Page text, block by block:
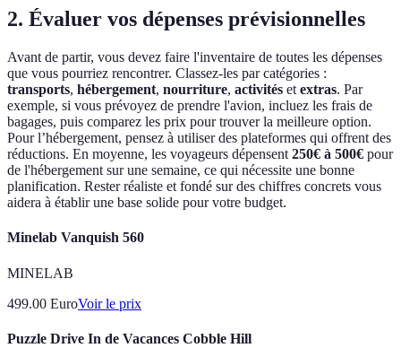
2. Évaluer vos dépenses prévisionnelles
Avant de partir, vous devez faire l'inventaire de toutes les dépenses
que vous pourriez rencontrer. Classez-les par catégories :
transports, hébergement, nourriture, activités et extras. Par
exemple, si vous prévoyez de prendre l'avion, incluez les frais de
bagages, puis comparez les prix pour trouver la meilleure option.
Pour l’hébergement, pensez à utiliser des plateformes qui offrent des
réductions. En moyenne, les voyageurs dépensent 250€ à 500€ pour
de l'hébergement sur une semaine, ce qui nécessite une bonne
planification. Rester réaliste et fondé sur des chiffres concrets vous
aidera à établir une base solide pour votre budget.
Minelab Vanquish 560
MINELAB
499.00 EuroVoir le prix
Puzzle Drive In de Vacances Cobble Hill